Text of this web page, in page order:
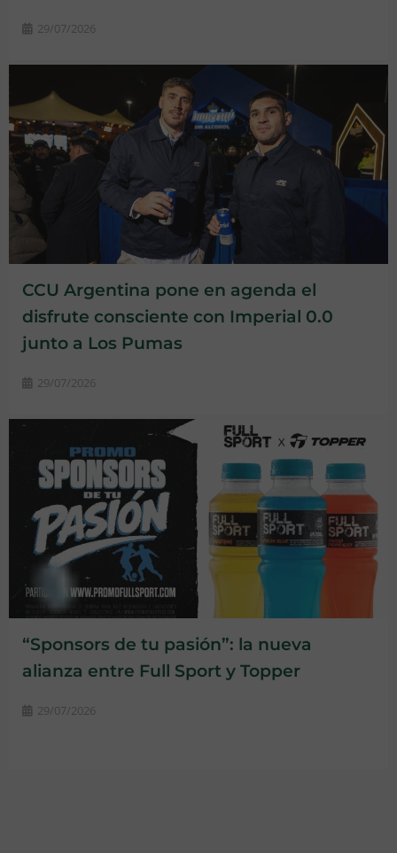
29/07/2026
CCU Argentina pone en agenda el
disfrute consciente con Imperial 0.0
junto a Los Pumas
29/07/2026
“Sponsors de tu pasión”: la nueva
alianza entre Full Sport y Topper
29/07/2026